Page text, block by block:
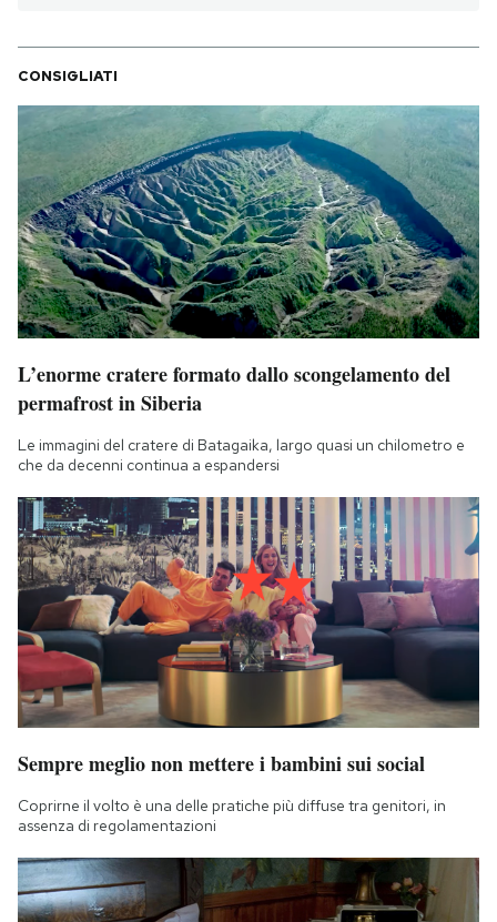
CONSIGLIATI
L’enorme cratere formato dallo scongelamento del
permafrost in Siberia
Le immagini del cratere di Batagaika, largo quasi un chilometro e
che da decenni continua a espandersi
Sempre meglio non mettere i bambini sui social
Coprirne il volto è una delle pratiche più diffuse tra genitori, in
assenza di regolamentazioni